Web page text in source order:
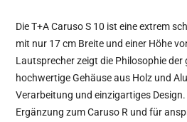
Die T+A Caruso S 10 ist eine extrem
mit nur 17 cm Breite und einer Höhe
Lautsprecher zeigt die Philosophie der
hochwertige Gehäuse aus Holz und
Verarbeitung und einzigartiges
Ergänzung zum Caruso R und für